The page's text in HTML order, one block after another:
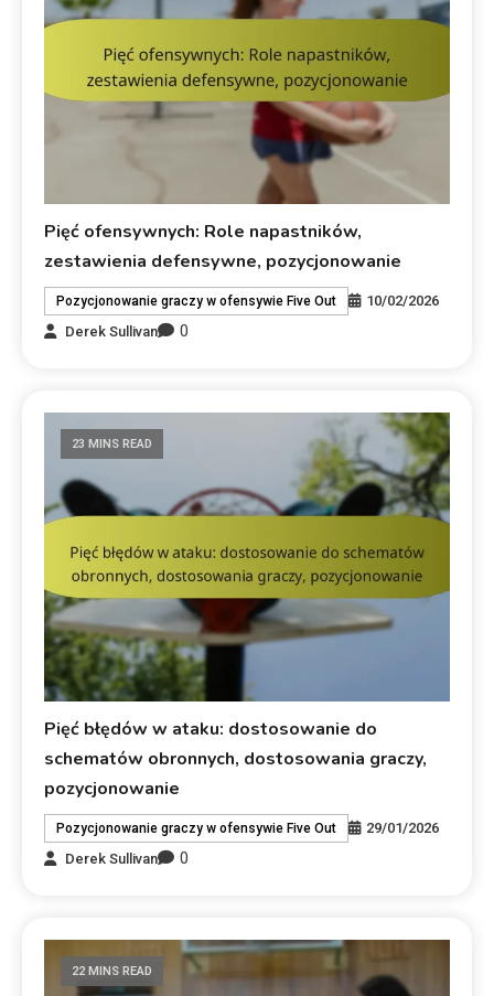
Pięć ofensywnych: Role napastników,
zestawienia defensywne, pozycjonowanie
Pozycjonowanie graczy w ofensywie Five Out
10/02/2026
Derek Sullivan
0
23 MINS READ
Pięć błędów w ataku: dostosowanie do
schematów obronnych, dostosowania graczy,
pozycjonowanie
Pozycjonowanie graczy w ofensywie Five Out
29/01/2026
Derek Sullivan
0
22 MINS READ